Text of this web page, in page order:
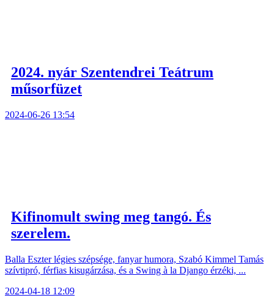
2024. nyár Szentendrei Teátrum
műsorfüzet
2024-06-26 13:54
Kifinomult swing meg tangó. És
szerelem.
Balla Eszter légies szépsége, fanyar humora, Szabó Kimmel Tamás
szívtipró, férfias kisugárzása, és a Swing à la Django érzéki, ...
2024-04-18 12:09